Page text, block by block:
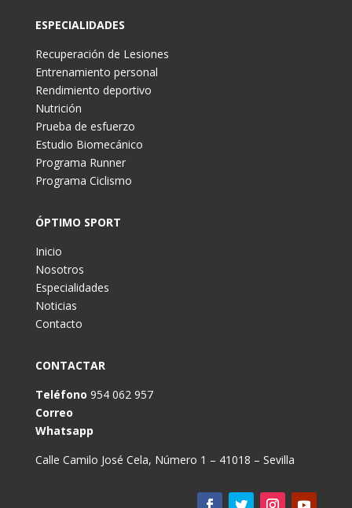
ESPECIALIDADES
Recuperación de Lesiones
Entrenamiento personal
Rendimiento deportivo
Nutrición
Prueba de esfuerzo
Estudio Biomecánico
Programa Runner
Programa Ciclismo
ÓPTIMO SPORT
Inicio
Nosotros
Especialidades
Noticias
Contacto
CONTACTAR
Teléfono 954 062 957
Correo
Whatsapp
Calle Camilo José Cela, Número 1 – 41018 – Sevilla